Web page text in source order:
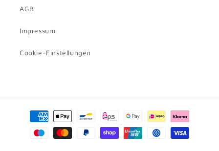
AGB
Impressum
Cookie-Einstellungen
Betaalmethoden